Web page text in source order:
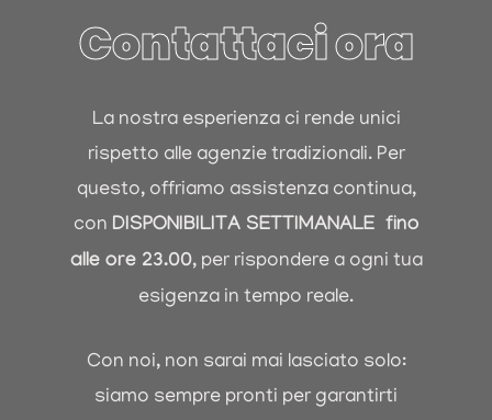
Contattaci ora
La nostra esperienza ci rende unici
rispetto alle agenzie tradizionali. Per
questo, offriamo assistenza continua,
con DISPONIBILITASETTIMANALE fino
alle ore 23.00, per rispondere a ogni tua
esigenza in tempo reale.
Con noi, non sarai mai lasciato solo:
siamo sempre pronti per garantirti